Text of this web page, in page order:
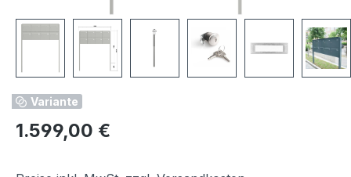
Variante
Regulärer Preis:
1.599,00 €